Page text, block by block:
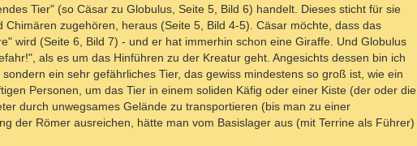
Tier" (so Cäsar zu Globulus, Seite 5, Bild 6) handelt. Dieses sticht für sie
zugehören, heraus (Seite 5, Bild 4-5). Cäsar möchte, dass das
wird (Seite 6, Bild 7) - und er hat immerhin schon eine Giraffe. Und Globulus
als es um das Hinführen zu der Kreatur geht. Angesichts dessen bin ich
ein sehr gefährliches Tier, das gewiss mindestens so groß ist, wie ein
Personen, um das Tier in einem soliden Käfig oder einer Kiste (der oder die
durch unwegsames Gelände zu transportieren (bis man zu einer
der Römer ausreichen, hätte man vom Basislager aus (mit Terrine als Führer)